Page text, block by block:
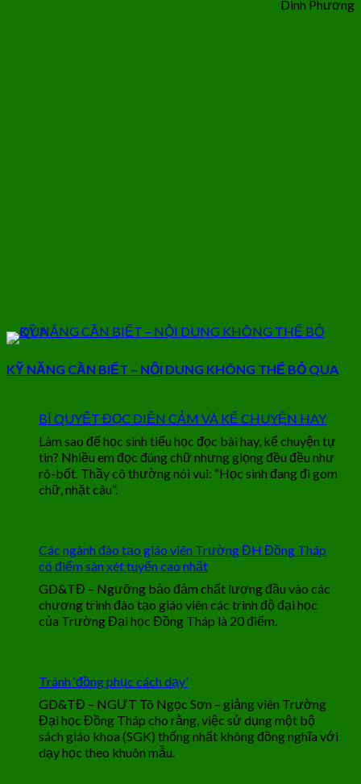
Dinh Phương
KỸ NĂNG CẦN BIẾT – NỘI DUNG KHÔNG THỂ BỎ QUA
BÍ QUYẾT ĐỌC DIỄN CẢM VÀ KỂ CHUYỆN HAY
Làm sao để học sinh tiểu học đọc bài hay, kể chuyện tự
tin? Nhiều em đọc đúng chữ nhưng giọng đều đều như
rô-bốt. Thầy cô thường nói vui: “Học sinh đang đi gom
chữ, nhặt câu”.
Các ngành đào tạo giáo viên Trường ĐH Đồng Tháp
có điểm sàn xét tuyển cao nhất
GD&TĐ – Ngưỡng bảo đảm chất lượng đầu vào các
chương trình đào tạo giáo viên các trình độ đại học
của Trường Đại học Đồng Tháp là 20 điểm.
Tránh ‘đồng phục cách dạy’
GD&TĐ – NGƯT Tô Ngọc Sơn – giảng viên Trường
Đại học Đồng Tháp cho rằng, việc sử dụng một bộ
sách giáo khoa (SGK) thống nhất không đồng nghĩa với
dạy học theo khuôn mẫu.